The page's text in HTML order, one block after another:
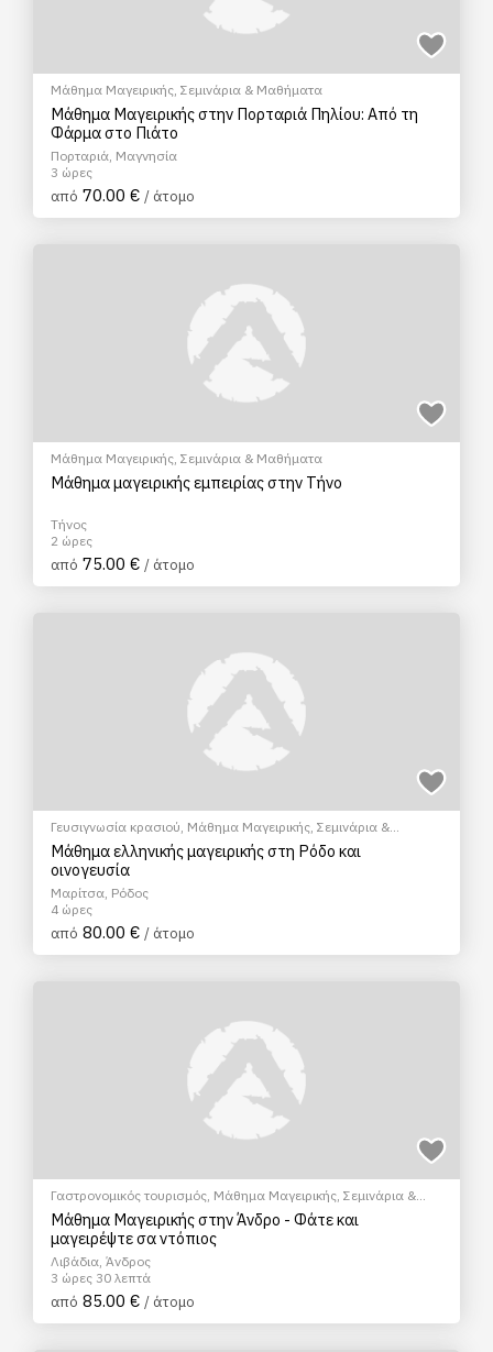
Μάθημα Μαγειρικής, Σεμινάρια & Μαθήματα
Μάθημα Μαγειρικής στην Πορταριά Πηλίου: Από τη
Φάρμα στο Πιάτο
Πορταριά, Μαγνησία
3 ώρες
από 70.00 € / άτομο
Μάθημα Μαγειρικής, Σεμινάρια & Μαθήματα
Μάθημα μαγειρικής εμπειρίας στην Τήνο
Τήνος
2 ώρες
από 75.00 € / άτομο
Γευσιγνωσία κρασιού, Μάθημα Μαγειρικής, Σεμινάρια &
Μαθήματα
Μάθημα ελληνικής μαγειρικής στη Ρόδο και
οινογευσία
Μαρίτσα, Ρόδος
4 ώρες
από 80.00 € / άτομο
Γαστρονομικός τουρισμός, Μάθημα Μαγειρικής, Σεμινάρια &
Μαθήματα
Μάθημα Μαγειρικής στην Άνδρο - Φάτε και
μαγειρέψτε σα ντόπιος
Λιβάδια, Άνδρος
3 ώρες 30 λεπτά
από 85.00 € / άτομο